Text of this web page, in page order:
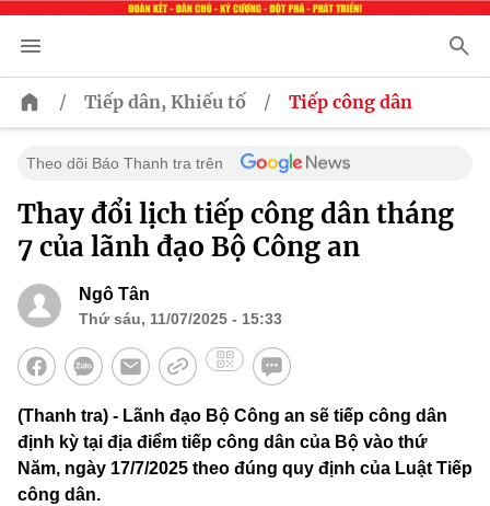
/ Tiếp dân, Khiếu tố / Tiếp công dân
Theo dõi Báo Thanh tra trên
Thay đổi lịch tiếp công dân tháng
7 của lãnh đạo Bộ Công an
Ngô Tân
Thứ sáu, 11/07/2025 - 15:33
(Thanh tra) - Lãnh đạo Bộ Công an sẽ tiếp công dân
định kỳ tại địa điểm tiếp công dân của Bộ vào thứ
Năm, ngày 17/7/2025 theo đúng quy định của Luật Tiếp
công dân.